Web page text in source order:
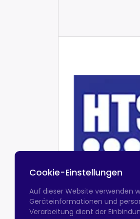
Cookie-Einstellungen
Auf dieser Website verwenden
Geräteinformationen und
Verarbeitung dient der